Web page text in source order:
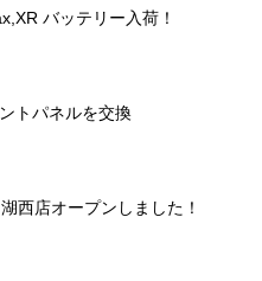
バッテリー入荷！
トパネルを交換
西店オープンしました！